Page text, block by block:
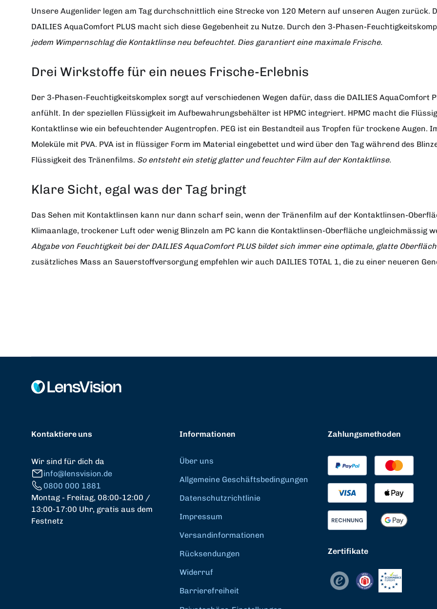
Unsere Augenlider legen am Tag durchschnittlich eine Strecke von 120 Metern auf unseren Augen zurück.
DAILIES AquaComfort PLUS macht sich diese Gegebenheit zu Nutze. Durch den 3-Phasen-
jedem Wimpernschlag die Kontaktlinse neu befeuchtet. Dies garantiert eine maximale Frische.
Drei Wirkstoffe für ein neues Frische-Erlebnis
Der 3-Phasen-Feuchtigkeitskomplex sorgt auf verschiedenen Wegen dafür, dass die DAILIES AquaComfort
anfühlt. In der speziellen Flüssigkeit im Aufbewahrungsbehälter ist HPMC integriert. HPMC macht die
Kontaktlinse wie ein befeuchtender Augentropfen. PEG ist ein Bestandteil aus Tropfen für trockene Augen.
Moleküle mit PVA. PVA ist in flüssiger Form im Material eingebettet und wird über den Tag während des
Flüssigkeit des Tränenfilms. So entsteht ein stetig glatter und feuchter Film auf der Kontaktlinse.
Klare Sicht, egal was der Tag bringt
Das Sehen mit Kontaktlinsen kann nur dann scharf sein, wenn der Tränenfilm auf der Kontaktlinsen-
Klimaanlage, trockener Luft oder wenig Blinzeln am PC kann die Kontaktlinsen-Oberfläche ungleichmässig
Abgabe von Feuchtigkeit bei der DAILIES AquaComfort PLUS bildet sich immer eine optimale, glatte
zusätzliches Mass an Sauerstoffversorgung empfehlen wir auch DAILIES TOTAL 1, die zu einer neueren
Kontaktiere uns
Wir sind für dich da
info@lensvision.de
0800 000 1881
Montag - Freitag, 08:00-12:00 /
13:00-17:00 Uhr, gratis aus dem
Festnetz
Informationen
Über uns
Allgemeine Geschäftsbedingungen
Datenschutzrichtlinie
Impressum
Versandinformationen
Rücksendungen
Widerruf
Barrierefreiheit
Zahlungsmethoden
Zertifikate